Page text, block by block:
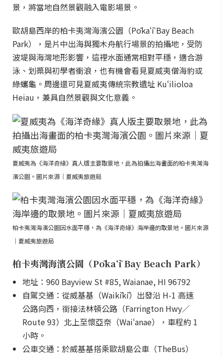
景，將當地自然景觀融入電影場景。
歐胡島西岸的柏卡夷灣海濱公園（Pōkaʻī Bay Beach
Park），是片中出海與獨木舟航行場景的拍攝地，受防
波堤與海灣地形影響，這裡水面通常相對平穩，適合游
泳、划槳與初學者衝浪，也有機會看見夏威夷僧海豹或
綠蠵龜。周邊還可見夏威夷傳統宗教遺址 Kuʻilioloa
Heiau，兼具自然景觀與文化意義。
夏威夷為《海洋奇緣》真人版主要取景地，此為拍攝出海畫面的柏卡夷灣海
濱公園。圖片來源｜夏威夷旅遊局
柏卡夷灣海濱公園因水面平穩，為《海洋奇緣》海岸邊的取景地。圖片來源
｜夏威夷旅遊局
柏卡夷灣海濱公園（Pōkaʻī Bay Beach Park）
地址：960 Bayview St #85, Waianae, HI 96792
自駕交通：從威基基（Waikīkī）出發沿 H-1 高速
公路向西，銜接法林頓公路（Farrington Hwy／
Route 93）北上至懷亞奈（Waiʻanae），車程約 1
小時。
公車交通：於威基基搭乘歐胡島公車（TheBus）